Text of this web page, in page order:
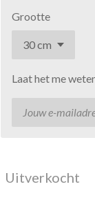
Grootte
Laat het me
Uitverkocht